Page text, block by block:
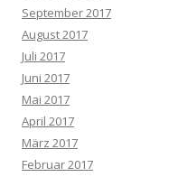
September 2017
August 2017
Juli 2017
Juni 2017
Mai 2017
April 2017
März 2017
Februar 2017